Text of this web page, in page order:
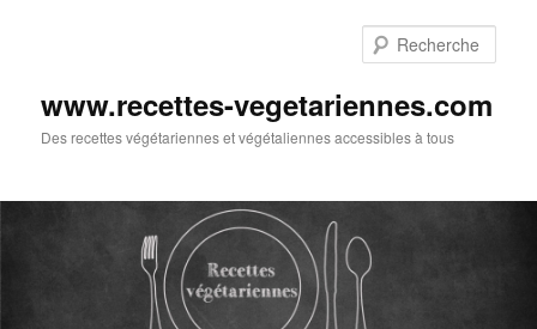
www.recettes-vegetariennes.com
Des recettes végétariennes et végétaliennes accessibles à tous